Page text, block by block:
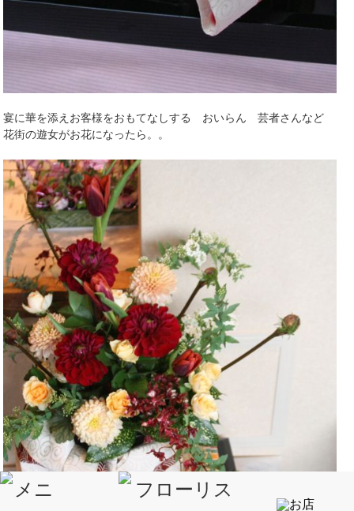
宴に華を添えお客様をおもてなしする おいらん 芸者さんなど
花街の遊女がお花になったら。。